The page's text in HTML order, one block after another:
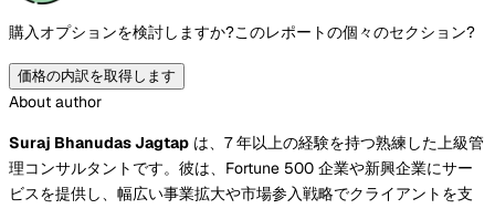
購入オプションを検討しますか?このレポートの個々のセクション?
価格の内訳を取得します
About author
Suraj Bhanudas Jagtap は、7 年以上の経験を持つ熟練した上級管
理コンサルタントです。彼は、Fortune 500 企業や新興企業にサー
ビスを提供し、幅広い事業拡大や市場参入戦略でクライアントを支